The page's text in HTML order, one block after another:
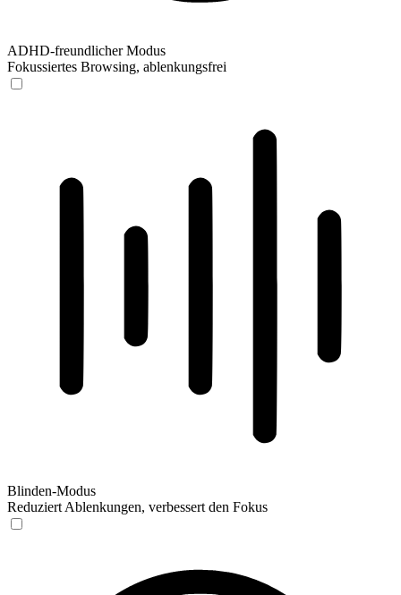
ADHD-freundlicher Modus
Fokussiertes Browsing, ablenkungsfrei
Blinden-Modus
Reduziert Ablenkungen, verbessert den Fokus